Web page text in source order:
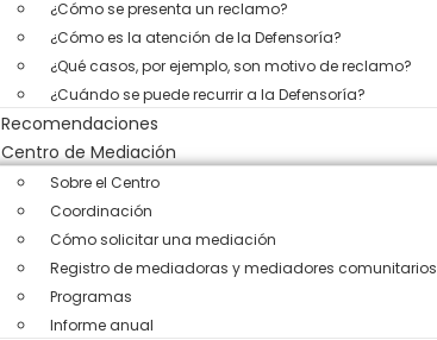
¿Cómo se presenta un reclamo?
¿Cómo es la atención de la Defensoría?
¿Qué casos, por ejemplo, son motivo de reclamo?
¿Cuándo se puede recurrir a la Defensoría?
Recomendaciones
Centro de Mediación
Sobre el Centro
Coordinación
Cómo solicitar una mediación
Registro de mediadoras y mediadores comunitarios
Programas
Informe anual